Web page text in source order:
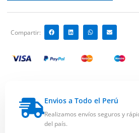
Compartir:
Envios a Todo el Perú
Realizamos envíos seguros y
del país.